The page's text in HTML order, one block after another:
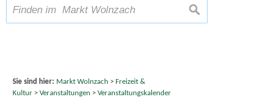
Schriftgröße A A A suchen
Sie sind hier: Markt Wolnzach > Freizeit &
Kultur> Veranstaltungen > Veranstaltungskalender